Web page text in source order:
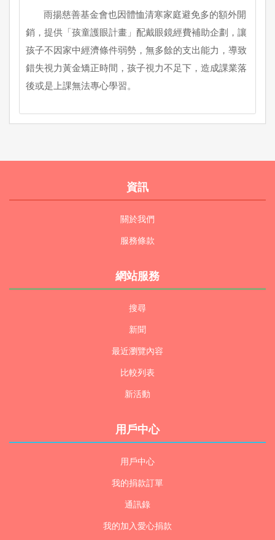
雨揚慈善基金會也因體恤清寒家庭避免多的額外開
銷，提供「孩童護眼計畫」配戴眼鏡經費補助企劃，讓
孩子不因家中經濟條件弱勢，無多餘的支出能力，導致
錯失視力黃金矯正時間，孩子視力不足下，造成課業落
後或是上課無法專心學習。
資訊
關於我們
服務條款
網站服務
搜尋
新聞
最近瀏覽內容
比較列表
新活動
用戶中心
用戶中心
我的捐款訂單
通訊錄
我的加入愛心捐款